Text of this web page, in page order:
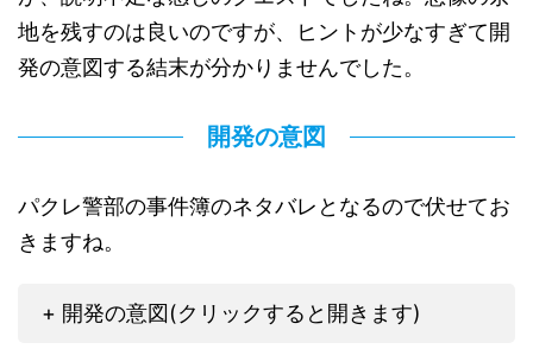
地を残すのは良いのですが、ヒントが少なすぎて開
発の意図する結末が分かりませんでした。
開発の意図
パクレ警部の事件簿のネタバレとなるので伏せてお
きますね。
+ 開発の意図(クリックすると開きます)